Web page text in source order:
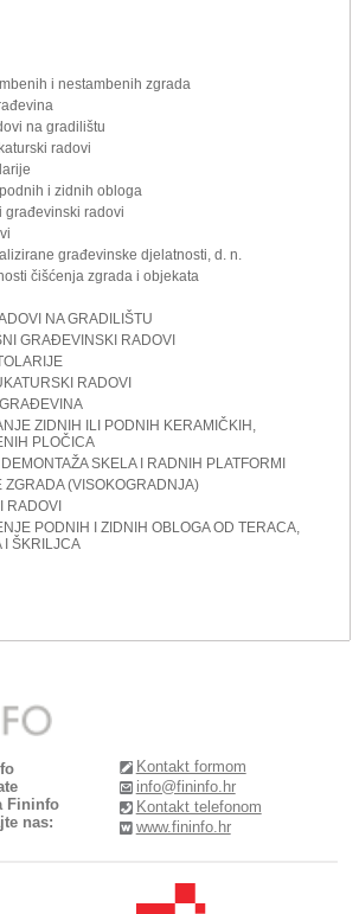
i nestambenih zgrada
na gradilištu
radovi
i zidnih obloga
građevinski radovi
građevinske djelatnosti, d. n.
čišćenja zgrada i objekata
NA GRADILIŠTU
GRAĐEVINSKI RADOVI
RADOVI
ZIDNIH ILI PODNIH KERAMIČKIH,
PLOČICA
SKELA I RADNIH PLATFORMI
(VISOKOGRADNJA)
RADOVI
PODNIH I ZIDNIH OBLOGA OD TERACA,
I ŠKRILJCA
Fininfo
nas:
Kontakt formom
info@fininfo.hr
Kontakt telefonom
www.fininfo.hr